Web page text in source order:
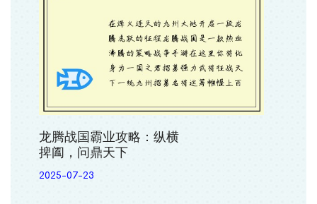
龙腾战国霸业攻略：纵横
捭阖，问鼎天下
2025-07-23